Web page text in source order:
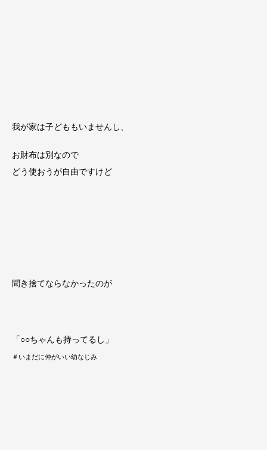
我が家は子どももいませんし、
お財布は別なので
どう使おうが自由ですけど
聞き捨てならなかったのが
「○○ちゃんも持ってるし」
＃いまだに仲がいい幼なじみ